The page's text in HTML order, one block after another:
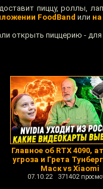
пиццу, роллы,
FoodBand или
открыть пиццерию - для
Главное об RTX 4090,
угроза и Грета
Маск vs Xiaomi
07.10.22 371402